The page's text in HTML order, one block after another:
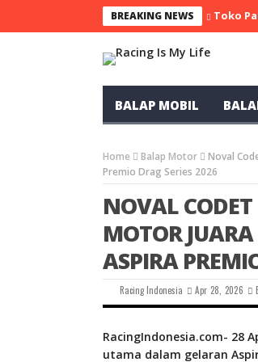
BREAKING NEWS Toko
BALAP MOBIL
Home Balap Motor
Noval
Premio Drag Series 2026
NOVAL
MOTOR
ASPIRA
Racing Indonesia Apr 28, 2026
RacingIndonesia.com- 28
utama dalam gelaran